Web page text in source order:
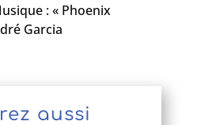
: « Phoenix
Garcia
aussi